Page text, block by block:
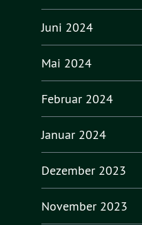
Juni 2024
Mai 2024
Februar 2024
Januar 2024
Dezember 2023
November 2023